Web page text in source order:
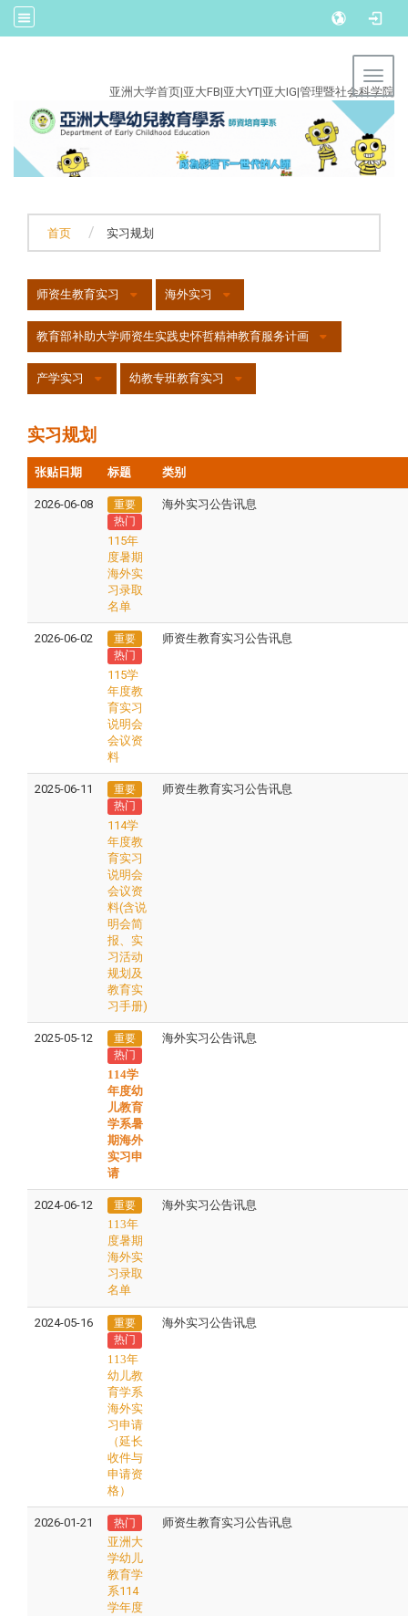
亚洲大学首页|亚大FB|亚大YT|亚大IG|管理暨社会科学院
首页 实习规划
师资生教育实习 海外实习
教育部补助大学师资生实践史怀哲精神教育服务计画
产学实习 幼教专班教育实习
实习规划
张贴日期 标题 类别
2026-06-08
重要
热门
115年
度暑期
海外实
习录取
名单
海外实习公告讯息
2026-06-02
重要
热门
115学
年度教
育实习
说明会
会议资
料
师资生教育实习公告讯息
2025-06-11
重要
热门
114学
年度教
育实习
说明会
会议资
料(含说
明会简
报、实
习活动
规划及
教育实
习手册)
师资生教育实习公告讯息
2025-05-12
重要
热门
114学
年度幼
儿教育
学系暑
期海外
实习申
请
海外实习公告讯息
2024-06-12 重要
113年
度暑期
海外实
习录取
名单
海外实习公告讯息
2024-05-16
重要
热门
113年
幼儿教
育学系
海外实
习申请
（延长
收件与
申请资
格）
海外实习公告讯息
2026-01-21 热门
亚洲大
学幼儿
教育学
系114
学年度
师资生教育实习公告讯息